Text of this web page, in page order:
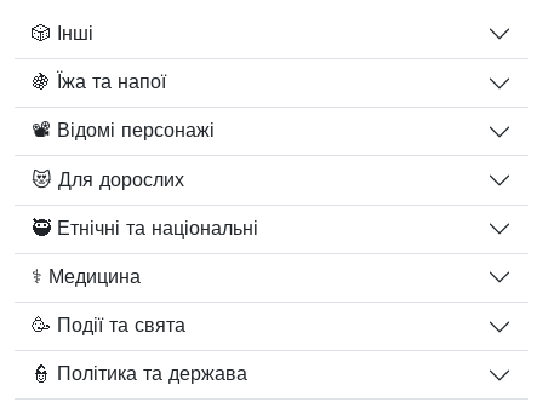
🎲 Інші
🍇 Їжа та напої
📽️ Відомі персонажі
😻 Для дорослих
🥷 Етнічні та національні
⚕️ Медицина
🥳 Події та свята
👮 Політика та держава